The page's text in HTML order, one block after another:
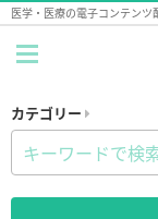
医学・医療の電子コンテンツ
カテゴリー